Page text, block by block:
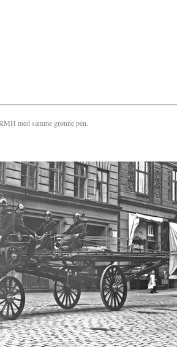
med samme grønne pen.